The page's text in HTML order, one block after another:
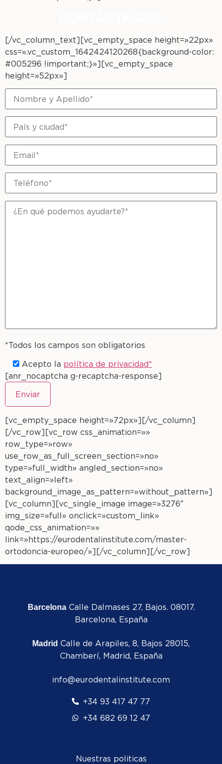
[/vc_column_text][vc_empty_space height=»22px»
css=».vc_custom_1642424120268{background-color:
#005296 !important;}»][vc_empty_space
height=»52px»]
*Todos los campos son obligatorios
Acepto la política de privacidad*
[anr_nocaptcha g-recaptcha-response]
[vc_empty_space height=»72px»][/vc_column]
[/vc_row][vc_row css_animation=»»
row_type=»row»
use_row_as_full_screen_section=»no»
type=»full_width» angled_section=»no»
text_align=»left»
background_image_as_pattern=»without_pattern»]
[vc_column][vc_single_image image=»3276″
img_size=»full» onclick=»custom_link»
qode_css_animation=»»
link=»https://eurodentalinstitute.com/master-
ortodoncia-europeo/»][/vc_column][/vc_row]
BarcelonaCalle Dalmases 27, Bajos. 08017.
Barcelona, España
Madrid Calle de Arapiles, 8, Bajos 28015,
Chamberí, Madrid, España
info@eurodentalinstitute.com
+34 93 417 47 77
+34 682 69 12 47
Nuestras politicas